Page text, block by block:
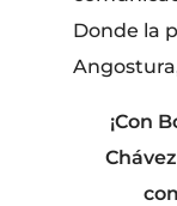
Donde la
¡Con